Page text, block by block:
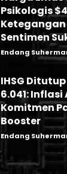
Psikologis
Sentimen
Endang
IHSG
6.041: Inflasi
Komitmen
Booster
Endang